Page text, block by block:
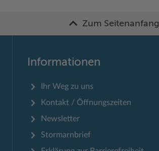
Zum Seitenanfang
Informationen
Ihr Weg zu uns
Kontakt / Öffnungszeiten
Newsletter
Stormarnbrief